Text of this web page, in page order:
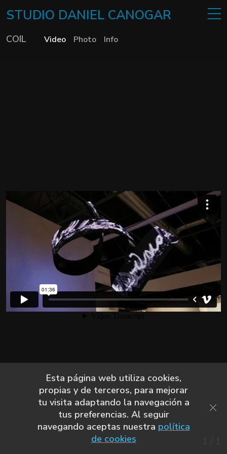
STUDIO DANIEL CANOGAR
COIL Video Photo Info
Esta página web utiliza cookies,
propias y de terceros, para mejorar
tu visita adaptando la navegación a
tus preferencias. Al seguir
navegando aceptas nuestra política
de cookies